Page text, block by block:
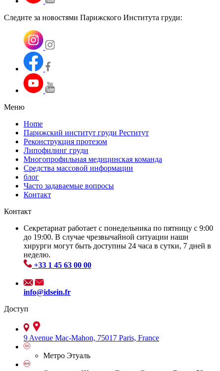
Следите за новостями Парижского Института груди:
Меню
Home
Парижский институт груди Реститут
Реконструкция протезом
Липофилинг груди
Многопрофильная медицинская команда
Средства массовой информации
блог
Часто задаваемые вопросы
Контакт
Контакт
Секретариат работает с понедельника по пятницу с 9:00
до 19:00. В случае чрезвычайной ситуации наши
хирурги могут быть доступны 24 часа в сутки, 7 дней в
неделю.
+33 1 45 63 00 00
info@idsein.fr
Доступ
9 Avenue Mac-Mahon, 75017 Paris, France
Метро Этуаль